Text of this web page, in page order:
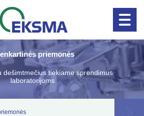
priemonės
dešimtmečius tiekiame sprendimus
laboratorijoms
Naujienos! Klinikinė